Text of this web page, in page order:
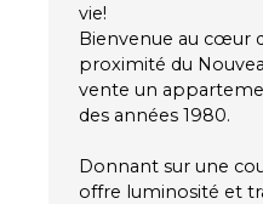
vie!
Bienvenue au cœur
proximité du
vente un
des années 1980.
Donnant sur une
offre luminosité et